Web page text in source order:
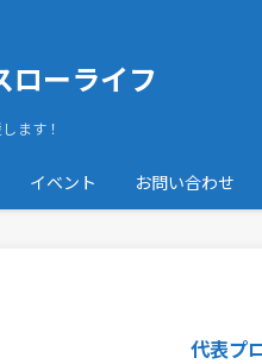
ローライフ
ます！
イベント お問い合わせ
代表プ